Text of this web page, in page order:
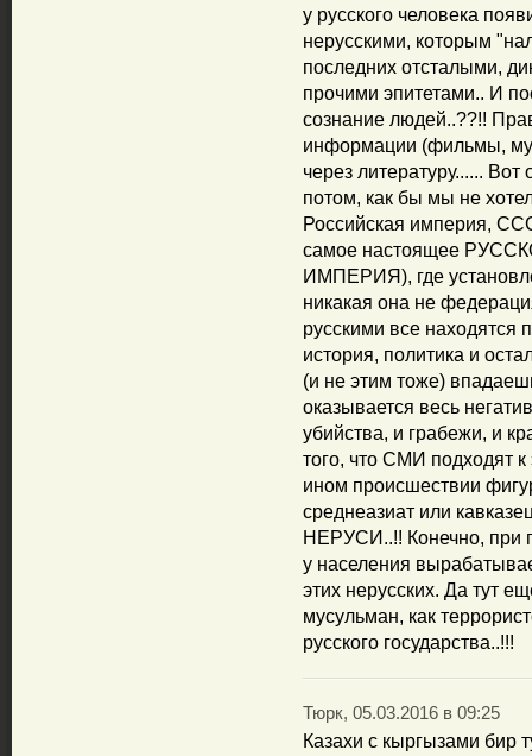
у русского человека
нерусскими, которым
последних отсталыми,
прочими эпитетами.. И
сознание людей..??!!
информации (фильмы,
через литературу......
потом, как бы мы не
Российская империя,
самое настоящее
ИМПЕРИЯ), где
никакая она не
русскими все
история, политика и
(и не этим тоже)
оказывается весь
убийства, и грабежи, и
того, что СМИ подходят к
ином происшествии
среднеазиат или
НЕРУСИ..!! Конечно, при
у населения
этих нерусских. Да тут
мусульман, как
русского государства..!!!
Тюрк, 05.03.2016 в 09:25
Казахи с кыргызами бир